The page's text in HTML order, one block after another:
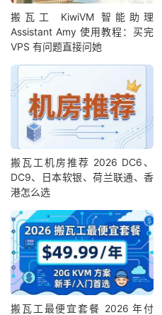
搬瓦工 KiwiVM 智能助理
Assistant Amy 使用教程：买完
VPS 有问题直接问她
搬瓦工机房推荐 2026 DC6、
DC9、日本软银、荷兰联通、香
港怎么选
搬瓦工最便宜套餐 2026 年付